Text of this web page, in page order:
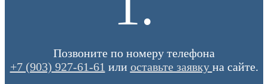
Позвоните по номеру телефона
+7 (903) 927-61-61 или оставьте заявку на сайте.